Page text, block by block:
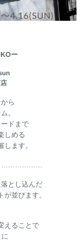
ー
ら
。
ドまで
しめる
ます。
とし込んだ
並びます。
えることで